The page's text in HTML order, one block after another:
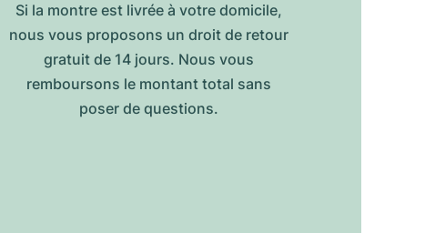
Si la montre est livrée à votre domicile,
nous vous proposons un droit de retour
gratuit de 14 jours. Nous vous
remboursons le montant total sans
poser de questions.